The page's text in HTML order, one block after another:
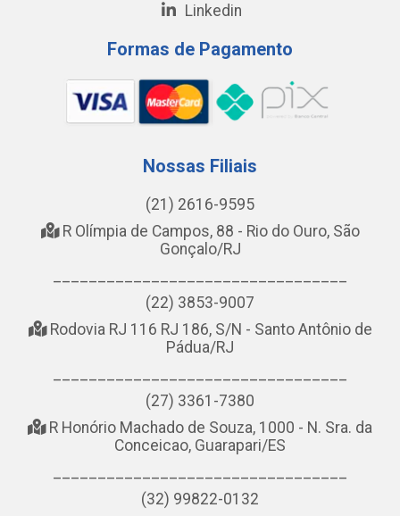
Linkedin
Formas de Pagamento
Nossas Filiais
(21) 2616-9595
R Olímpia de Campos, 88 - Rio do Ouro, São
Gonçalo/RJ
(22) 3853-9007
Rodovia RJ 116 RJ 186, S/N - Santo Antônio de
Pádua/RJ
(27) 3361-7380
R Honório Machado de Souza, 1000 - N. Sra. da
Conceicao, Guarapari/ES
(32) 99822-0132